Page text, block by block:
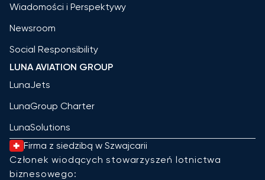
Wiadomości i Perspektywy
Newsroom
Social Responsibility
LUNA AVIATION GROUP
LunaJets
LunaGroup Charter
LunaSolutions
Firma z siedzibą w Szwajcarii
Członek wiodących stowarzyszeń lotnictwa
biznesowego: